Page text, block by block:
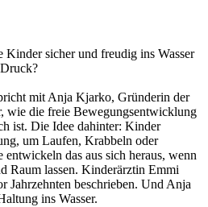
Kinder sicher und freudig ins Wasser
mit Anja Kjarko, Gründerin der
wie die freie Bewegungsentwicklung
ist. Die Idee dahinter: Kinder
um Laufen, Krabbeln oder
entwickeln das aus sich heraus, wenn
Raum lassen. Kinderärztin Emmi
Jahrzehnten beschrieben. Und Anja
ins Wasser.